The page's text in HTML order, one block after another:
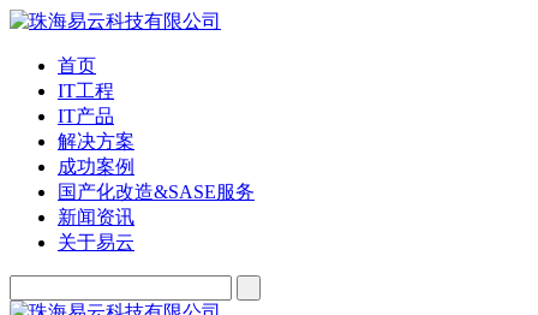
首页
IT工程
IT产品
解决方案
成功案例
国产化改造&SASE服务
新闻资讯
关于易云